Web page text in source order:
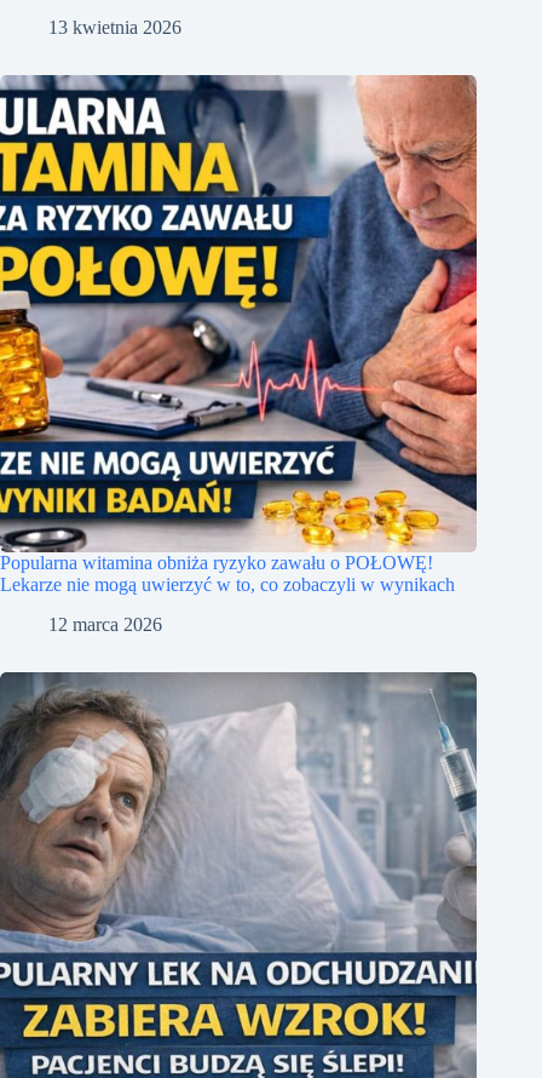
13 kwietnia 2026
Popularna witamina obniża ryzyko zawału o POŁOWĘ!
Lekarze nie mogą uwierzyć w to, co zobaczyli w wynikach
12 marca 2026